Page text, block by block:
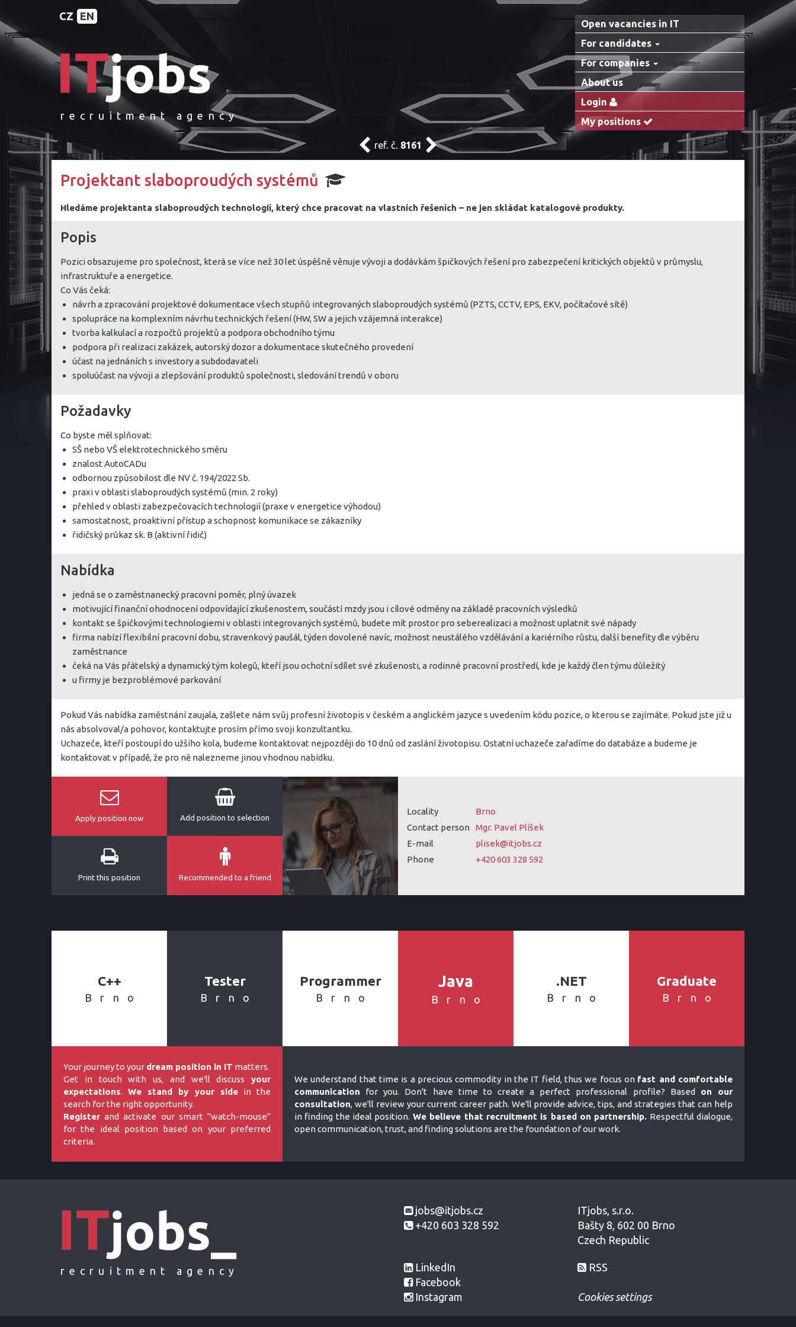
CZ EN
recruitment agency
Open vacancies in IT
For candidates
For companies
About us
Login
My positions
ref. č. 8161
Projektant slaboproudých systémů
Hledáme projektanta slaboproudých technologií, který chce pracovat na vlastních řešeních – ne jen skládat katalogové produkty.
Popis
Pozici obsazujeme pro společnost, která se více než 30 let úspěšně věnuje vývoji a dodávkám špičkových řešení pro zabezpečení kritických objektů v průmyslu,
infrastruktuře a energetice.
Co Vás čeká:
návrh a zpracování projektové dokumentace všech stupňů integrovaných slaboproudých systémů (PZTS, CCTV, EPS, EKV, počítačové sítě)
spolupráce na komplexním návrhu technických řešení (HW, SW a jejich vzájemná interakce)
tvorba kalkulací a rozpočtů projektů a podpora obchodního týmu
podpora při realizaci zakázek, autorský dozor a dokumentace skutečného provedení
účast na jednáních s investory a subdodavateli
spoluúčast na vývoji a zlepšování produktů společnosti, sledování trendů v oboru
Požadavky
Co byste měl splňovat:
SŠ nebo VŠ elektrotechnického směru
znalost AutoCADu
odbornou způsobilost dle NV č. 194/2022 Sb.
praxi v oblasti slaboproudých systémů (min. 2 roky)
přehled v oblasti zabezpečovacích technologií (praxe v energetice výhodou)
samostatnost, proaktivní přístup a schopnost komunikace se zákazníky
řidičský průkaz sk. B (aktivní řidič)
Nabídka
jedná se o zaměstnanecký pracovní poměr, plný úvazek
motivující finanční ohodnocení odpovídající zkušenostem, součástí mzdy jsou i cílové odměny na základě pracovních výsledků
kontakt se špičkovými technologiemi v oblasti integrovaných systémů, budete mít prostor pro seberealizaci a možnost uplatnit své nápady
firma nabízí flexibilní pracovní dobu, stravenkový paušál, týden dovolené navíc, možnost neustálého vzdělávání a kariérního růstu, další benefity dle výběru
zaměstnance
čeká na Vás přátelský a dynamický tým kolegů, kteří jsou ochotní sdílet své zkušenosti, a rodinné pracovní prostředí, kde je každý člen týmu důležitý
u firmy je bezproblémové parkování
Pokud Vás nabídka zaměstnání zaujala, zašlete nám svůj profesní životopis v českém a anglickém jazyce s uvedením kódu pozice, o kterou se zajímáte. Pokud jste již u
nás absolvoval/a pohovor, kontaktujte prosím přímo svoji konzultantku.
Uchazeče, kteří postoupí do užšího kola, budeme kontaktovat nejpozději do 10 dnů od zaslání životopisu. Ostatní uchazeče zařadíme do databáze a budeme je
kontaktovat v případě, že pro ně nalezneme jinou vhodnou nabídku.
Apply position now Add position to selection
Print this position Recommended to a friend
Locality
Brno
Contact person Mgr. Pavel Plíšek
E-mail
plisek@itjobs.cz
Phone
+420 603 328 592
C++
Brno
Tester
Brno
Programmer
Brno
Java
Brno
.NET
Brno
Graduate
Brno
Your journey to your dream position in IT matters.
Get in touch with us, and we'll discuss your
expectations.We stand by your sidein the
search for the right opportunity.
Register and activate our smart "watch-mouse"
for the ideal position based on your preferred
criteria.
We understand that time is a precious commodity in the IT field, thus we focus on fast and comfortable
communication for you. Don't have time to create a perfect professional profile? Based on our
consultation, we'll review your current career path. We'll provide advice, tips, and strategies that can help
in finding the ideal position. We believe that recruitment is based on partnership. Respectful dialogue,
open communication, trust, and finding solutions are the foundation of our work.
jobs@itjobs.cz
+420 603 328 592
LinkedIn
Facebook
Instagram
ITjobs, s.r.o.
Bašty 8, 602 00 Brno
Czech Republic
RSS
Cookies settings
recruitment agency